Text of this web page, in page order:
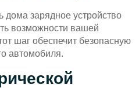
дома зарядное устройство
возможности вашей
шаг обеспечит безопасную
автомобиля.